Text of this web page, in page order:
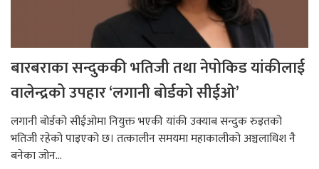
बारबराका सन्दुककी भतिजी तथा नेपोकिड यांकीलाई
वालेन्द्रको उपहार ‘लगानी बोर्डको सीईओ’
लगानी बोर्डको सीईओमा नियुक्त भएकी यांकी उक्याब सन्दुक रुइतको
भतिजी रहेको पाइएको छ। तत्कालीन समयमा महाकालीको अञ्चलाधिश नै
बनेका जोन...